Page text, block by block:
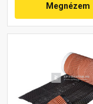
Megnézem